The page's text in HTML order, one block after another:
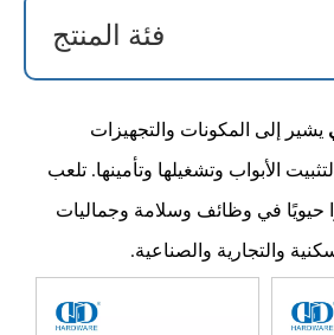
فئة المنتج
يشير إلى المكونات والتجهيزات
الأبواب وتشغيلها وتأمينها. تلعب
حيويًا في وظائف وسلامة وجماليات
والتجارية والصناعية.